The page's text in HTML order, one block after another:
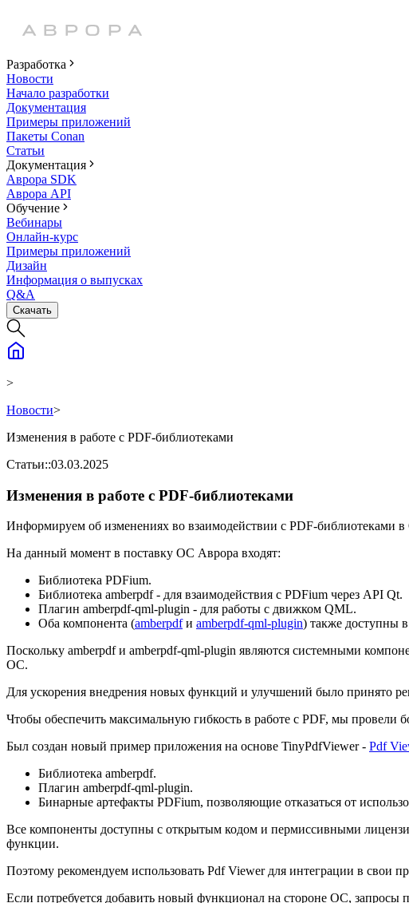
Разработка
Новости
Начало разработки
Документация
Примеры приложений
Пакеты Conan
Статьи
Документация
Аврора SDK
Аврора API
Обучение
Вебинары
Онлайн-курс
Примеры приложений
Дизайн
Информация о выпусках
Q&A
Скачать
>
Новости>
Изменения в работе с PDF-библиотеками
Статьи::03.03.2025
Изменения в работе с PDF-библиотеками
Информируем об изменениях во взаимодействии с PDF-библиотеками
На данный момент в поставку ОС Аврора входят:
Библиотека PDFium.
Библиотека amberpdf - для взаимодействия с PDFium через API Qt.
Плагин amberpdf-qml-plugin - для работы с движком QML.
Оба компонента (amberpdfи amberpdf-qml-plugin) также доступны
Поскольку amberpdf и amberpdf-qml-plugin являются системными
ОС.
Для ускорения внедрения новых функций и улучшений было принято
Чтобы обеспечить максимальную гибкость в работе с PDF, мы
Был создан новый пример приложения на основе TinyPdfViewer - Pdf
Библиотека amberpdf.
Плагин amberpdf-qml-plugin.
Бинарные артефакты PDFium, позволяющие отказаться от
Все компоненты доступны с открытым кодом и пермиссивными
функции.
Поэтому рекомендуем использовать Pdf Viewer для интеграции в свои
Если потребуется добавить новый функционал на стороне ОС, запросы